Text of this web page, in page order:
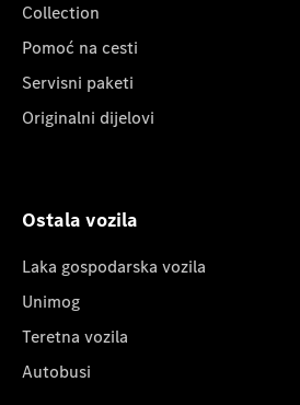
Collection
Pomoć na cesti
Servisni paketi
Originalni dijelovi
Ostala vozila
Laka gospodarska vozila
Unimog
Teretna vozila
Autobusi